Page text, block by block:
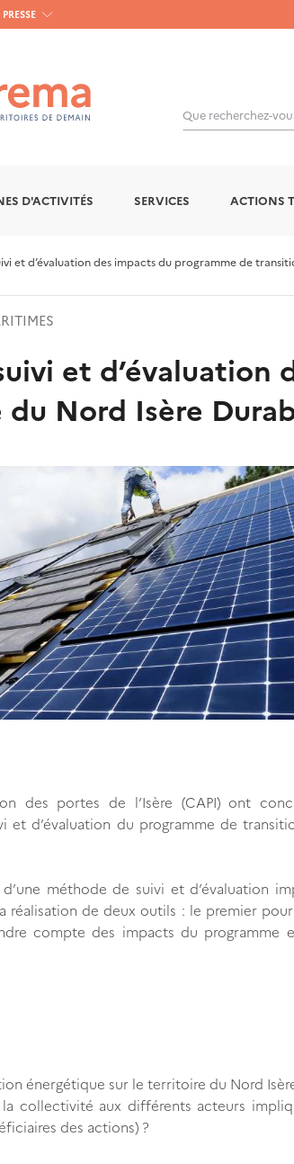
PRESSE
Que recherchez-
D'ACTIVITÉS SERVICES ACTIONS
et d’évaluation des impacts du programme de
et d’évaluation
Nord Isère
des portes de l’Isère (CAPI) ont
d’évaluation du programme de
méthode de suivi et d’évaluation
réalisation de deux outils : le premier
compte des impacts du programme
énergétique sur le territoire du Nord
collectivité aux différents acteurs
des actions) ?